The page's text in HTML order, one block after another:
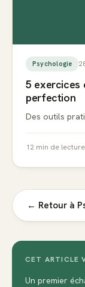
Psychologie
5 exercices
perfection
Des outils
12 min de lecture
← Retour à
CET ARTICLE
Un premier